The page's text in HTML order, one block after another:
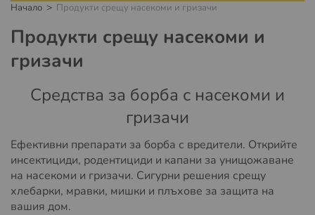
Начало Продукти срещу насекоми и гризачи
Продукти срещу насекоми и
гризачи
Средства за борба с насекоми и
гризачи
Ефективни препарати за борба с вредители. Открийте
инсектициди, родентициди и капани за унищожаване
на насекоми и гризачи. Сигурни решения срещу
хлебарки, мравки, мишки и плъхове за защита на
вашия дом.